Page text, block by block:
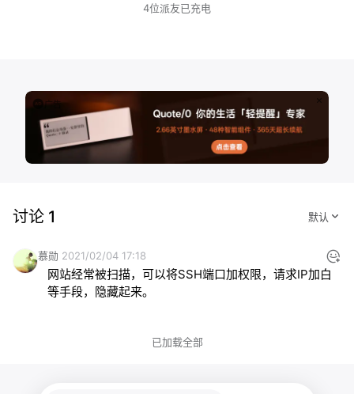
4位派友已充电
广告
讨论 1
慕勋 2021/02/04 17:18
网站经常被扫描，可以将SSH端口加权限，请求IP加白
等手段，隐藏起来。
已加载全部